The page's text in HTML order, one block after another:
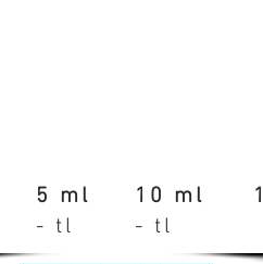
5 ml
- tl
10 ml
- tl